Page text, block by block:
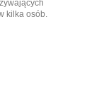
kilka osób.